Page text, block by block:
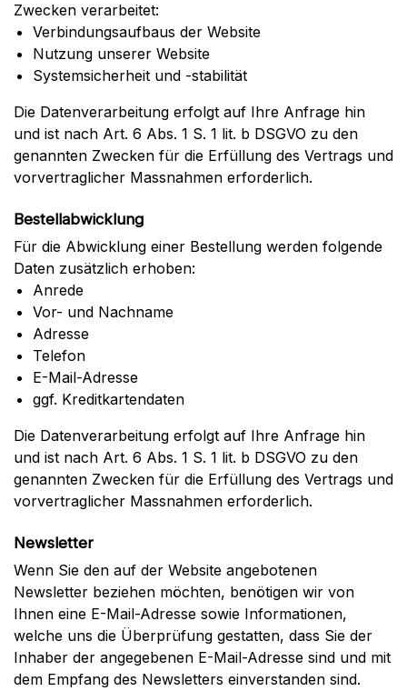
Zwecken verarbeitet:
Verbindungsaufbaus der Website
Nutzung unserer Website
Systemsicherheit und -stabilität
Die Datenverarbeitung erfolgt auf Ihre Anfrage hin
und ist nach Art. 6 Abs. 1 S. 1 lit. b DSGVO zu den
genannten Zwecken für die Erfüllung des Vertrags und
vorvertraglicher Massnahmen erforderlich.
Bestellabwicklung
Für die Abwicklung einer Bestellung werden folgende
Daten zusätzlich erhoben:
Anrede
Vor- und Nachname
Adresse
Telefon
E-Mail-Adresse
ggf. Kreditkartendaten
Die Datenverarbeitung erfolgt auf Ihre Anfrage hin
und ist nach Art. 6 Abs. 1 S. 1 lit. b DSGVO zu den
genannten Zwecken für die Erfüllung des Vertrags und
vorvertraglicher Massnahmen erforderlich.
Newsletter
Wenn Sie den auf der Website angebotenen
Newsletter beziehen möchten, benötigen wir von
Ihnen eine E-Mail-Adresse sowie Informationen,
welche uns die Überprüfung gestatten, dass Sie der
Inhaber der angegebenen E-Mail-Adresse sind und mit
dem Empfang des Newsletters einverstanden sind.